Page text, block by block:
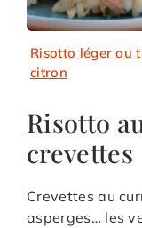
Risotto léger au
citron
Risotto
crevettes
Crevettes au
asperges… les